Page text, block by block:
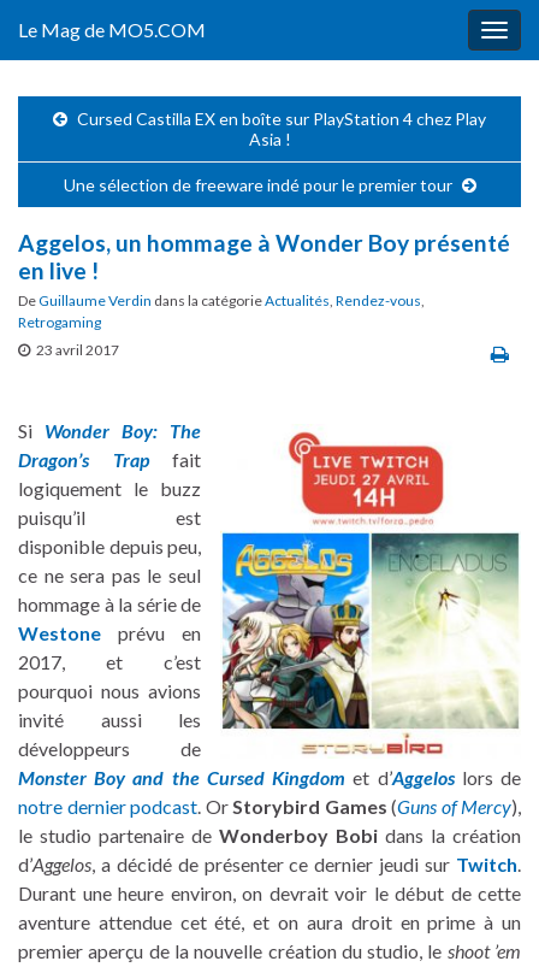
Le Mag de MO5.COM
Cursed Castilla EX en boîte sur PlayStation 4 chez Play
Asia !
Une sélection de freeware indé pour le premier tour
Aggelos, un hommage à Wonder Boy présenté
en live !
DeGuillaume Verdin dans la catégorieActualités, Rendez-vous,
Retrogaming
23 avril 2017
Si Wonder Boy: The
Dragon’s Trapfait
logiquement le buzz
puisqu’il est
disponible depuis peu,
ce ne sera pas le seul
hommage à la série de
Westone prévu en
2017, et c’est
pourquoi nous avions
invité aussi les
développeurs de
Monster Boy and the Cursed Kingdom et d’Aggeloslors de
notre dernier podcast. OrStorybird Games (Guns of Mercy),
le studio partenaire de Wonderboy Bobi dans la création
d’Aggelos, a décidé de présenter ce dernier jeudi sur Twitch.
Durant une heure environ, on devrait voir le début de cette
aventure attendue cet été, et on aura droit en prime à un
premier aperçu de la nouvelle création du studio, le shoot ’em